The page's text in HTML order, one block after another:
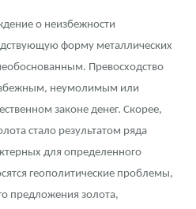
о неизбежности
форму металлических
Превосходство
неумолимым или
законе денег. Скорее,
стало результатом ряда
для определенного
геополитические проблемы,
предложения золота,